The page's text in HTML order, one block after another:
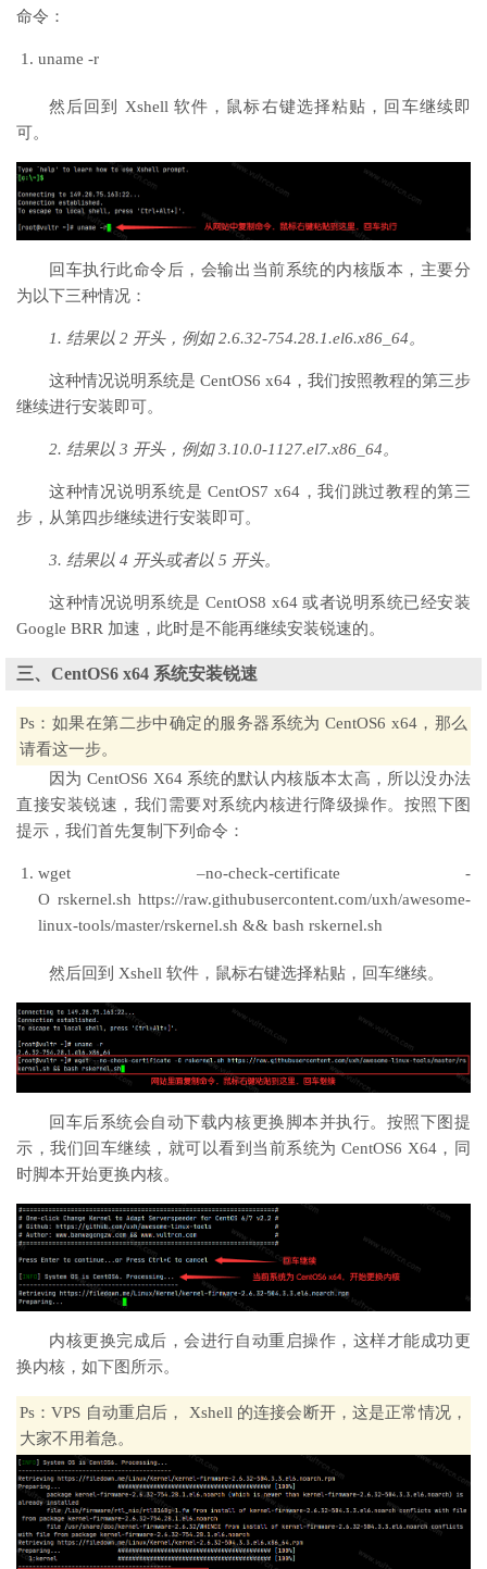
命令：
uname -r
然后回到 Xshell 软件，鼠标右键选择粘贴，回车继续即
可。
回车执行此命令后，会输出当前系统的内核版本，主要分
为以下三种情况：
1. 结果以 2 开头，例如 2.6.32-754.28.1.el6.x86_64。
这种情况说明系统是 CentOS6 x64，我们按照教程的第三步
继续进行安装即可。
2. 结果以 3 开头，例如 3.10.0-1127.el7.x86_64。
这种情况说明系统是 CentOS7 x64，我们跳过教程的第三
步，从第四步继续进行安装即可。
3. 结果以 4 开头或者以 5 开头。
这种情况说明系统是 CentOS8 x64 或者说明系统已经安装
Google BRR 加速，此时是不能再继续安装锐速的。
三、CentOS6 x64 系统安装锐速
Ps：如果在第二步中确定的服务器系统为 CentOS6 x64，那么
请看这一步。
因为 CentOS6 X64 系统的默认内核版本太高，所以没办法
直接安装锐速，我们需要对系统内核进行降级操作。按照下图
提示，我们首先复制下列命令：
wget –no-check-certificate -
O rskernel.sh https://raw.githubusercontent.com/uxh/awesome-
linux-tools/master/rskernel.sh && bash rskernel.sh
然后回到 Xshell 软件，鼠标右键选择粘贴，回车继续。
回车后系统会自动下载内核更换脚本并执行。按照下图提
示，我们回车继续，就可以看到当前系统为 CentOS6 X64，同
时脚本开始更换内核。
内核更换完成后，会进行自动重启操作，这样才能成功更
换内核，如下图所示。
Ps：VPS 自动重启后， Xshell 的连接会断开，这是正常情况，
大家不用着急。